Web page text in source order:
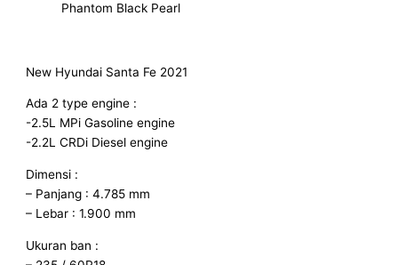
Phantom Black Pearl
New Hyundai Santa Fe 2021
Ada 2 type engine :
-2.5L MPi Gasoline engine
-2.2L CRDi Diesel engine
Dimensi :
– Panjang : 4.785 mm
– Lebar : 1.900 mm
Ukuran ban :